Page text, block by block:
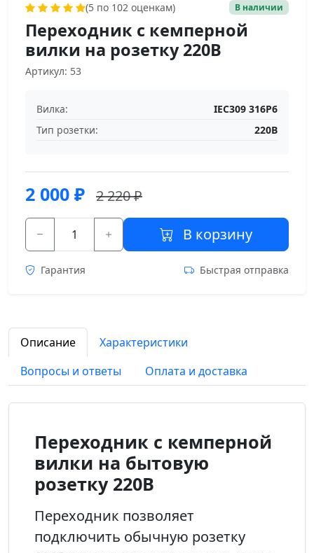
(5 по 102 оценкам) В наличии
Переходник с кемперной
вилки на розетку 220В
Артикул: 53
Вилка:
IEC309 316P6
Тип розетки:
220В
2 000 ₽ 2 220 ₽
В корзину
Гарантия Быстрая отправка
Описание
Характеристики
Вопросы и ответы
Оплата и доставка
Переходник с кемперной
вилки на бытовую
розетку 220В
Переходник позволяет
подключить обычную розетку